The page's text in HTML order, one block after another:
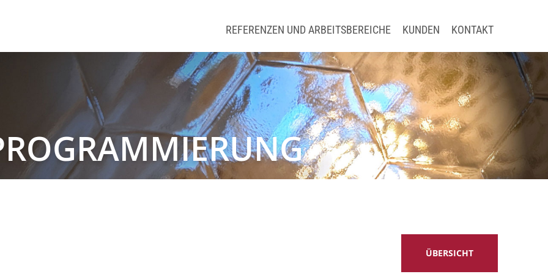
REFERENZEN UND ARBEITSBEREICHE KUNDEN KONTAKT
ÜBERSICHT